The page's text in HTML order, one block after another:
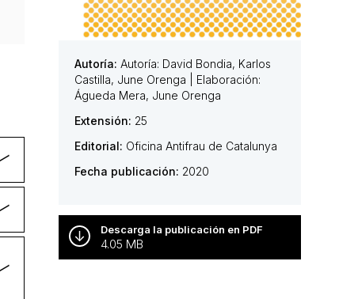
Autoría: Autoría: David Bondia, Karlos
Castilla, June Orenga | Elaboración:
Águeda Mera, June Orenga
Extensión: 25
Editorial: Oficina Antifrau de Catalunya
Fecha publicación: 2020
Descarga la publicación en PDF
4.05 MB